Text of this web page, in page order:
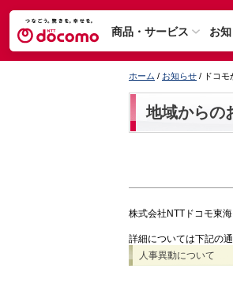
商品・サービス お
ホーム / お知らせ / ドコモ
地域からの
株式会社NTTドコモ東
詳細については下記の通
人事異動について